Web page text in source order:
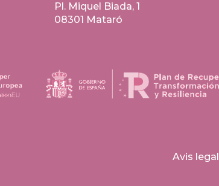
Pl. Miquel Biada, 1
08301 Mataró
Avis legal